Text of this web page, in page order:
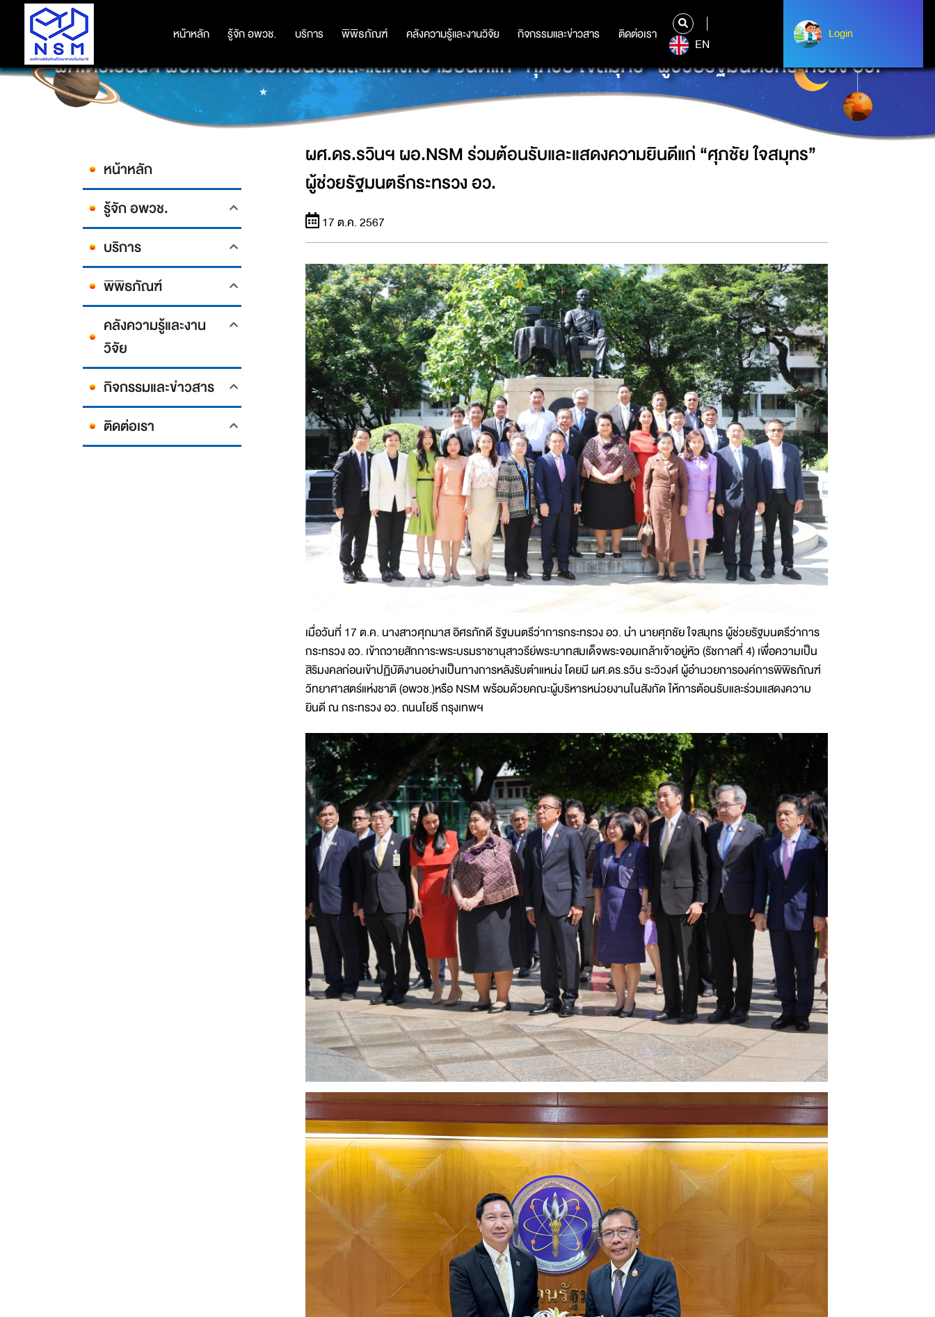
หน้าหลัก รู้จัก อพวช. บริการ พิพิธภัณฑ์ คลังความรู้และงานวิจัย กิจกรรมและข่าวสาร ติดต่อเรา
หน้าหลัก รู้จัก อพวช. บริการ พิพิธภัณฑ์ คลังความรู้และงานวิจัย กิจกรรมและข่าวสาร ติดต่อเรา
EN
Login
Login
ผศ.ดร.รวินฯ ผอ.NSM ร่วมต้อนรับและแสดงความยินดีแก่ “ศุภชัย ใจสมุทร” ผู้ช่วยรัฐมนตรีกระทรวง อว.
หน้าหลัก
รู้จัก อพวช.
บริการ
พิพิธภัณฑ์
คลังความรู้และงาน
วิจัย
กิจกรรมและข่าวสาร
ติดต่อเรา
ผศ.ดร.รวินฯ ผอ.NSM ร่วมต้อนรับและแสดงความยินดีแก่ “ศุภชัย ใจสมุทร”
ผู้ช่วยรัฐมนตรีกระทรวง อว.
17 ต.ค. 2567
เมื่อวันที่ 17 ต.ค. นางสาวศุภมาส อิศรภักดี รัฐมนตรีว่าการกระทรวง อว. นำ นายศุภชัย ใจสมุทร ผู้ช่วยรัฐมนตรีว่าการ
กระทรวง อว. เข้าถวายสักการะพระบรมราชานุสาวรีย์พระบาทสมเด็จพระจอมเกล้าเจ้าอยู่หัว (รัชกาลที่ 4) เพื่อความเป็น
สิริมงคลก่อนเข้าปฏิบัติงานอย่างเป็นทางการหลังรับตำแหน่ง โดยมี ผศ.ดร.รวิน ระวิวงศ์ ผู้อำนวยการองค์การพิพิธภัณฑ์
วิทยาศาสตร์แห่งชาติ (อพวช.)หรือ NSM พร้อมด้วยคณะผู้บริหารหน่วยงานในสังกัด ให้การต้อนรับและร่วมแสดงความ
ยินดี ณ กระทรวง อว. ถนนโยธี กรุงเทพฯ